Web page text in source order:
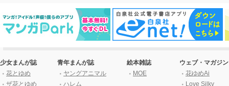
少女まんが誌
花とゆめ
ザ花とゆめ
青年まんが誌
ヤングアニマル
ハレム
絵本雑誌
MOE
ウェブ・マガジン
花ゆめAi
Love Silky